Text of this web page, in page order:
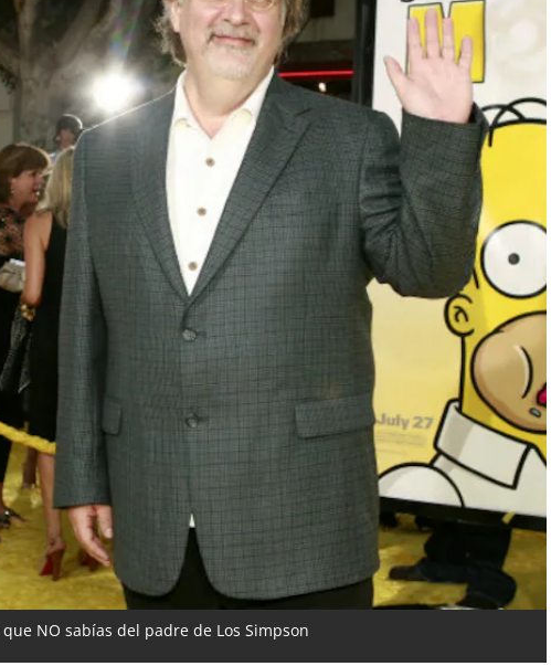
NO sabías del padre de Los Simpson